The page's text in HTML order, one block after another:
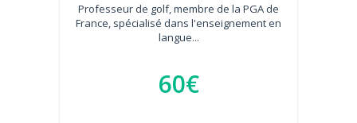
Professeur de golf, membre de la PGA de
France, spécialisé dans l'enseignement en
langue...
60€